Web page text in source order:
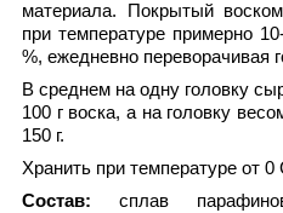
материала. Покрытый
при температуре примерно
%, ежедневно переворачивая
В среднем на одну головку
100 г воска, а на головку
150 г.
Хранить при температуре от
Состав: сплав